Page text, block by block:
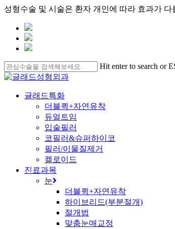
성형수술 및 시술은 환자 개인에 따라 효과가
main
content
Hit enter to search or
Close
search
Menu
글래드특화
더블퀵+자연유착
듀얼트임
입술필러
코필러&슈퍼하이코
필러/이물질제거
켈로이드
진료과목
눈
더블퀵+자연유착
하이브리드(부분절개)
절개법
맞춤눈매교정